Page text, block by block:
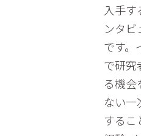
入手
ンタ
です。
で研究
る機会
ない一
するこ